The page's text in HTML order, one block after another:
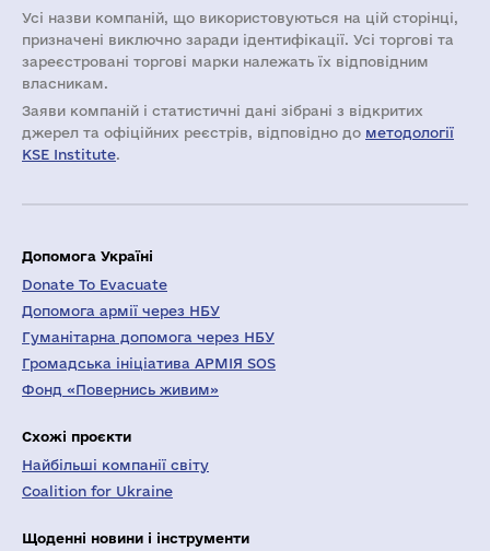
Усі назви компаній, що використовуються на цій сторінці,
призначені виключно заради ідентифікації. Усі торгові та
зареєстровані торгові марки належать їх відповідним
власникам.
Заяви компаній i статистичні дані зібрані з відкритих
джерел та офіційних реєстрів, відповідно до методології
KSE Institute.
Допомога Україні
Donate To Evacuate
Допомога армії через НБУ
Гуманітарна допомога через НБУ
Громадська ініціатива АРМІЯ SOS
Фонд «Повернись живим»
Схожі проєкти
Найбільші компанії світу
Coalition for Ukraine
Щоденні новини і інструменти